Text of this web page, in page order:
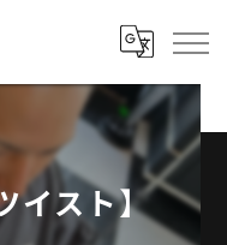
イスト】